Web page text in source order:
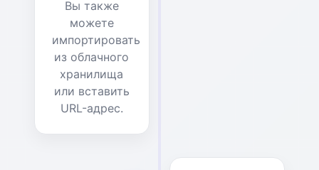
Вы также
можете
импортировать
из облачного
хранилища
или вставить
URL-адрес.